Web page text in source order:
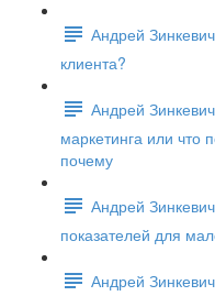
Андрей
клиента?
Андрей
маркетинга или что
почему
Андрей
показателей для
Андрей